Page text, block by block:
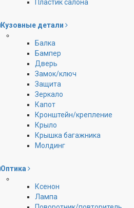
Пластик салона
Кузовные детали
Балка
Бампер
Дверь
Замок/ключ
Защита
Зеркало
Капот
Кронштейн/крепление
Крыло
Крышка багажника
Молдинг
Оптика
Ксенон
Лампа